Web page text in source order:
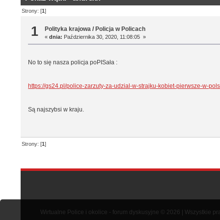
Strony: [1]
1 Polityka krajowa /Policja w Policach
«dnia: Października 30, 2020, 11:08:05 »
No to się nasza policja poPISała :
https://gs24.pl/police-zarzuty-za-udzial-w-strajku-kobiet-pierwsze-w-
Są najszybsi w kraju.
Strony: [1]
Wirtualne Police i okolice - forum dyskusyjne © 2026 | Wszystkie